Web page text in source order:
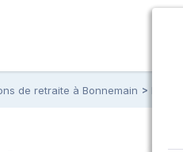
de retraite à Bonnemain